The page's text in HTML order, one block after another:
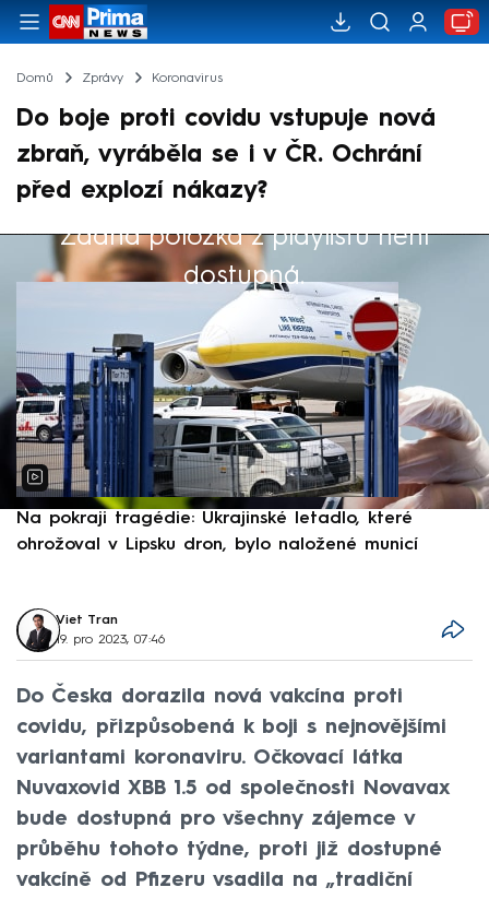
Domů Zprávy Koronavirus
Do boje proti covidu vstupuje nová
zbraň, vyráběla se i v ČR. Ochrání
před explozí nákazy?
Žádná položka z playlistu není
dostupná.
Výběr redakce
Na pokraji tragédie: Ukrajinské letadlo, které
ohrožoval v Lipsku dron, bylo naložené municí
Viet Tran
19. pro 2023, 07:46
Do Česka dorazila nová vakcína proti
covidu, přizpůsobená k boji s nejnovějšími
variantami koronaviru. Očkovací látka
Nuvaxovid XBB 1.5 od společnosti Novavax
bude dostupná pro všechny zájemce v
průběhu tohoto týdne, proti již dostupné
vakcíně od Pfizeru vsadila na „tradiční